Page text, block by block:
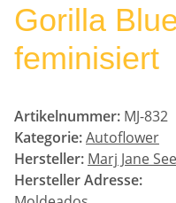
Gorilla
feminisiert
Artikelnummer: MJ-832
Kategorie:Autoflower
Hersteller: Marj Jane
Hersteller Adresse: